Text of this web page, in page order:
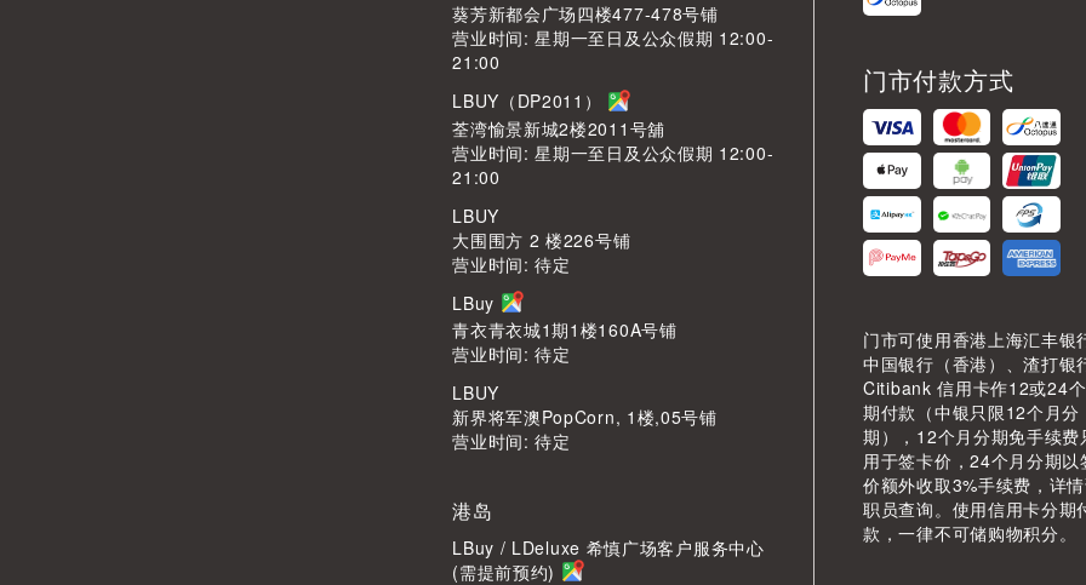
葵芳新都会广场四楼477-478号铺
营业时间: 星期一至日及公众假期 12:00-
21:00
LBUY（DP2011）
荃湾愉景新城2楼2011号舖
营业时间: 星期一至日及公众假期 12:00-
21:00
LBUY
大围围方 2 楼226号铺
营业时间: 待定
LBuy
青衣青衣城1期1楼160A号铺
营业时间: 待定
LBUY
新界将军澳PopCorn, 1楼,05号铺
营业时间: 待定
港岛
LBuy / LDeluxe 希慎广场客户服务中心
(需提前预约)
门市付款方式
门市可使用香港上海汇丰银
中国银行（香港）、渣打银
Citibank 信用卡作12或24
期付款（中银只限12个月分
期），12个月分期免手续费
用于签卡价，24个月分期以
价额外收取3%手续费，详
职员查询。使用信用卡分期
款，一律不可储购物积分。